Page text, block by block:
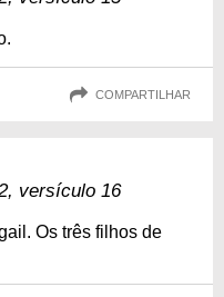
COMPARTILHAR
versículo 16
Os três filhos de